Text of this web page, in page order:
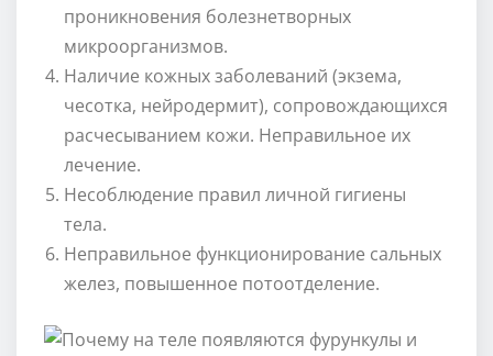
проникновения болезнетворных
микроорганизмов.
Наличие кожных заболеваний (экзема,
чесотка, нейродермит), сопровождающихся
расчесыванием кожи. Неправильное их
лечение.
Несоблюдение правил личной гигиены
тела.
Неправильное функционирование сальных
желез, повышенное потоотделение.